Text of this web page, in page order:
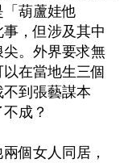
葫蘆娃他
，但涉及其中
。外界要求無
在當地生三個
到張藝謀本
成？
個女人同居，